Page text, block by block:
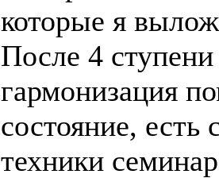
которые я
После 4 ступени
гармонизация
состояние,
техники